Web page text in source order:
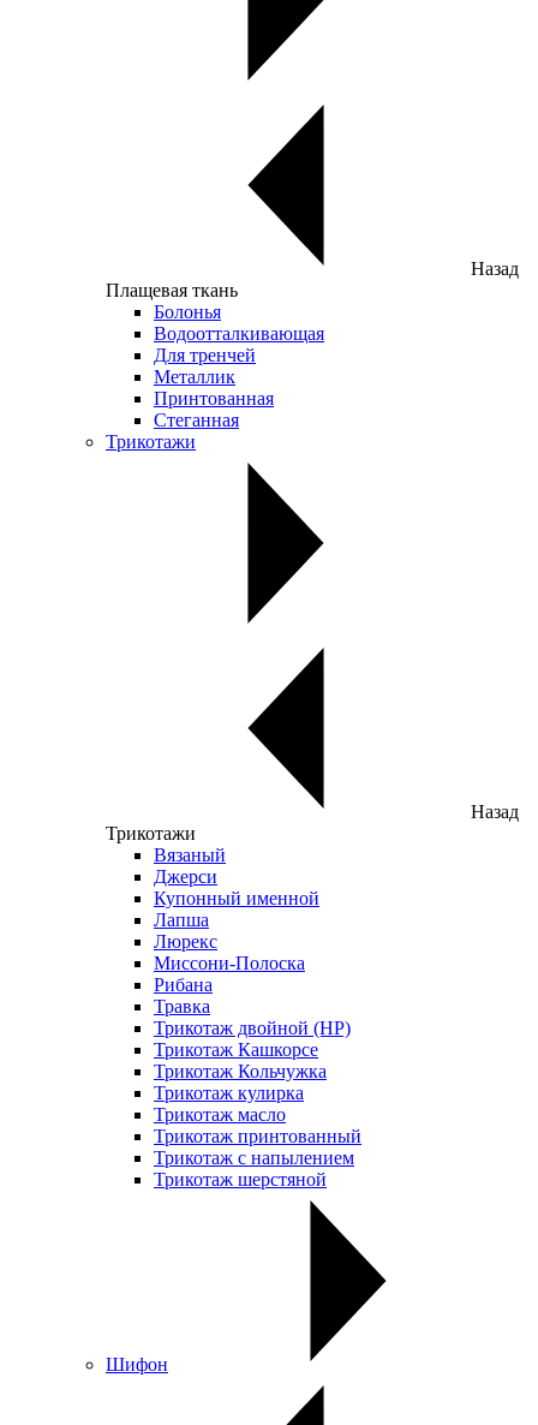
Назад
Плащевая ткань
Болонья
Водоотталкивающая
Для тренчей
Металлик
Принтованная
Стеганная
Трикотажи
Назад
Трикотажи
Вязаный
Джерси
Купонный именной
Лапша
Люрекс
Миссони-Полоска
Рибана
Травка
Трикотаж двойной (НР)
Трикотаж Кашкорсе
Трикотаж Кольчужка
Трикотаж кулирка
Трикотаж масло
Трикотаж принтованный
Трикотаж с напылением
Трикотаж шерстяной
Шифон